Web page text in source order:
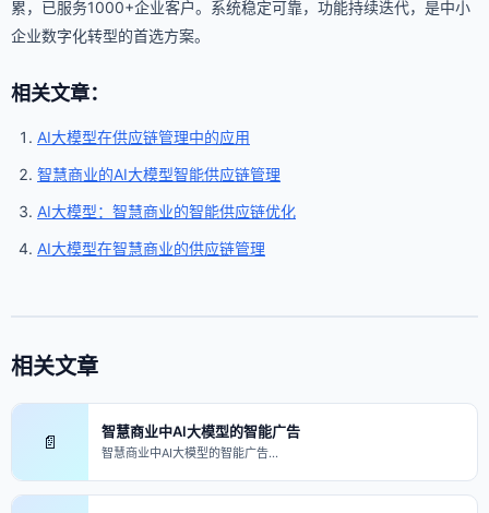
累，已服务1000+企业客户。系统稳定可靠，功能持续迭代，是中小
企业数字化转型的首选方案。
相关文章：
AI大模型在供应链管理中的应用
智慧商业的AI大模型智能供应链管理
AI大模型：智慧商业的智能供应链优化
AI大模型在智慧商业的供应链管理
相关文章
📄 智慧商业中AI大模型的智能广告
智慧商业中AI大模型的智能广告…